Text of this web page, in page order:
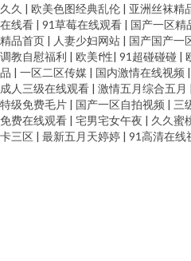
破解 男人天堂aaaa 日韩肏屄一线天 影
人在线AⅤ 老湿机福利局影院 日韩操B
麻豆 AVA在线 国产av原创 激情另类综
片 五月婷婷色网站 中文字幕9在线看 91
久久 | 欧美色图经典乱伦 | 亚洲丝袜精
在线看 | 91草莓在线观看 | 国产一区精
精品首页 | 人妻少妇网站 | 国产国产一
调教自慰福利 | 欧美f性| 91超碰碰碰 |
品 | 一区二区传媒 | 国内激情在线视频 |
成人三级在线观看 | 激情五月综合五月 |
特级免费毛片 | 国产一区自拍视频 | 三
免费在线观看 | 宅男宅女午夜 | 久久蜜
卡三区 | 最新五月天婷婷 | 91高清在线